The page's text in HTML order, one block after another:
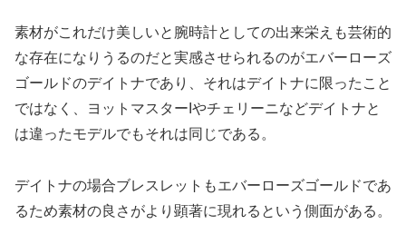
素材がこれだけ美しいと腕時計としての出来栄えも芸術的
な存在になりうるのだと実感させられるのがエバーローズ
ゴールドのデイトナであり、それはデイトナに限ったこと
ではなく、ヨットマスターIやチェリーニなどデイトナと
は違ったモデルでもそれは同じである。
デイトナの場合ブレスレットもエバーローズゴールドであ
るため素材の良さがより顕著に現れるという側面がある。